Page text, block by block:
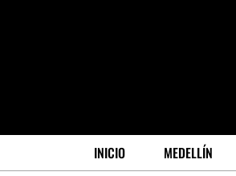
INICIO MEDELLÍN